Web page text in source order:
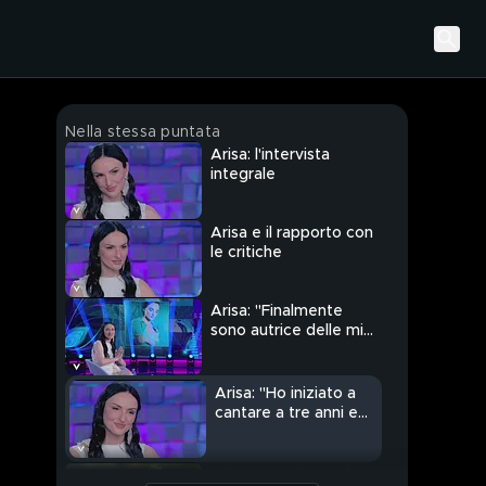
Nella stessa puntata
Arisa: l'intervista
integrale
Arisa e il rapporto con
le critiche
Arisa: "Finalmente
sono autrice delle mie
Arisa: "Ho iniziato a
cantare a tre anni e